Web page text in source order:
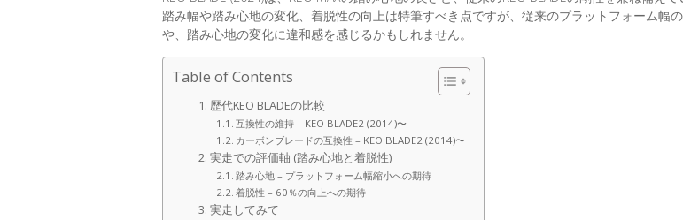
踏み幅や踏み心地の変化、着脱性の向上は特筆すべき点ですが、従来のプラットフォーム幅
や、踏み心地の変化に違和感を感じるかもしれません。
Table of Contents
歴代KEO BLADEの比較
互換性の維持 – KEO BLADE2 (2014)〜
カーボンブレードの互換性 – KEO BLADE2 (2014)〜
実走での評価軸 (踏み心地と着脱性)
踏み心地 – プラットフォーム幅縮小への期待
着脱性 – 60％の向上への期待
実走してみて